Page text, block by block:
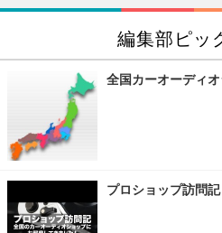
編集部ピッ
全国カーオーディ
プロショップ訪問記